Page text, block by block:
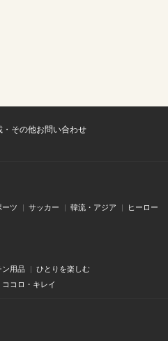
その他お問い合わせ
ーツ サッカー 韓流・アジア ヒーロー
ン用品 ひとりを楽しむ
コロ・キレイ